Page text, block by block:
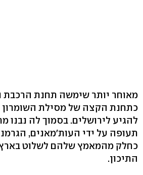
מאוחר יותר שימשה תחנת הרכבת
כתחנת הקצה של מסילת
להגיע לירושלים. בסמוך לה נבנו
תעופה על ידי העות'מאנים,
כחלק מהמאמץ שלהם לשלוט בארץ
התיכון.